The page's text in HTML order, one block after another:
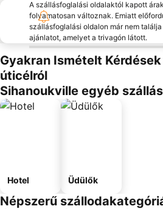
A szállásfoglalási oldalaktól kapott
folyamatosan változnak. Emiatt
szállásfoglalási oldalon már nem
ajánlatot, amelyet a trivagón látott.
Gyakran Ismételt
úticélról
Sihanoukville egyéb
Hotel Üdülők
Népszerű